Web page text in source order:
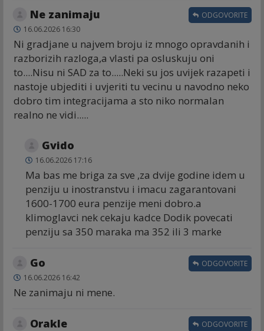
Ne zanimaju
16.06.2026 16:30
Ni gradjane u najvem broju iz mnogo opravdanih i
razborizih razloga,a vlasti pa osluskuju oni
to....Nisu ni SAD za to.....Neki su jos uvijek razapeti i
nastoje ubjediti i uvjeriti tu vecinu u navodno neko
dobro tim integracijama a sto niko normalan
realno ne vidi.....
ODGOVORITE
Gvido
16.06.2026 17:16
Ma bas me briga za sve ,za dvije godine idem u
penziju u inostranstvu i imacu zagarantovani
1600-1700 eura penzije meni dobro.a
klimoglavci nek cekaju kadce Dodik povecati
penziju sa 350 maraka ma 352 ili 3 marke
Go
16.06.2026 16:42
Ne zanimaju ni mene.
ODGOVORITE
Orakle ODGOVORITE